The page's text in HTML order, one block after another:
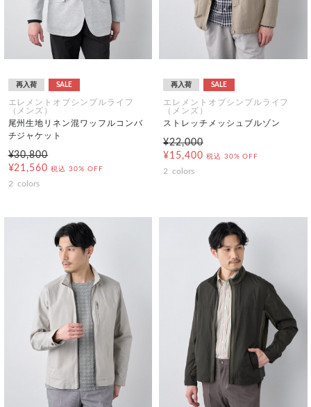
再入荷 SALE
エレメントオブシンプルライフ
（メンズ）
尾州生地リネン混ワッフルコンバ
チジャケット
¥30,800
¥21,560 税込 30% OFF
2 colors
再入荷 SALE
エレメントオブシンプルライフ
（メンズ）
ストレッチメッシュブルゾン
¥22,000
¥15,400 税込 30% OFF
2 colors